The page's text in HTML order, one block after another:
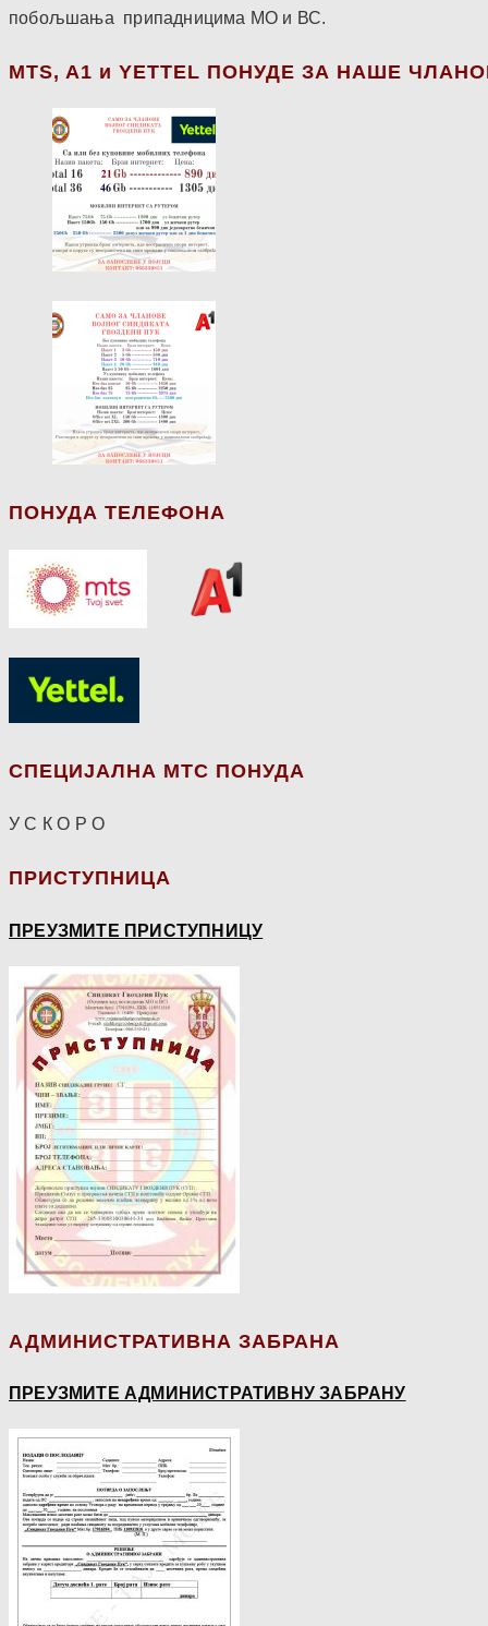
побољшања припадницима МО и ВС.
МТS, A1 и YETTEL ПОНУДЕ ЗА НАШЕ
ПОНУДА ТЕЛЕФОНА
СПЕЦИЈАЛНА МТС ПОНУДА
У С К О Р О
ПРИСТУПНИЦА
ПРЕУЗМИТЕ ПРИСТУПНИЦУ
АДМИНИСТРАТИВНА ЗАБРАНА
ПРЕУЗМИТЕ АДМИНИСТРАТИВНУ ЗАБРАНУ